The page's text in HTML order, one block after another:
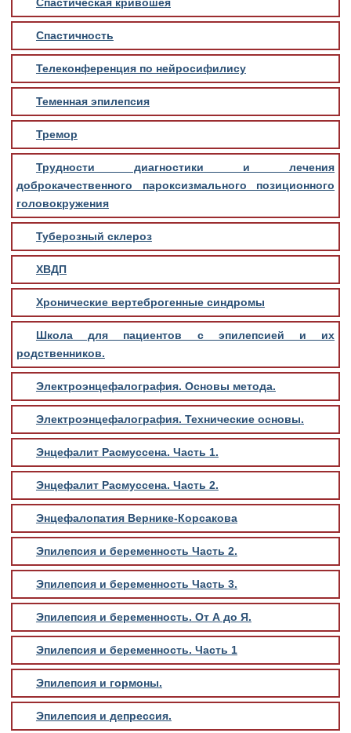
Спастичность
Телеконференция по нейросифилису
Теменная эпилепсия
Тремор
Трудности диагностики и лечения
доброкачественного пароксизмального позиционного
головокружения
Туберозный склероз
ХВДП
Хронические вертеброгенные синдромы
Школа для пациентов с эпилепсией и их
родственников.
Электроэнцефалография. Основы метода.
Электроэнцефалография. Технические основы.
Энцефалит Расмуссена. Часть 1.
Энцефалит Расмуссена. Часть 2.
Энцефалопатия Вернике-Корсакова
Эпилепсия и беременность Часть 2.
Эпилепсия и беременность Часть 3.
Эпилепсия и беременность. От А до Я.
Эпилепсия и беременность. Часть 1
Эпилепсия и гормоны.
Эпилепсия и депрессия.